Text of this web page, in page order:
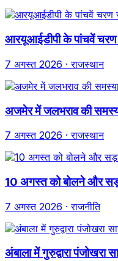
आरयूआईडीपी के पांचवें चरण
7 अगस्त 2026 · राजस्थान
अजमेर में जलभराव की
7 अगस्त 2026 · राजस्थान
10 अगस्त को बोलने और
7 अगस्त 2026 · राजनीति
अंबाला में गुरुद्वारा